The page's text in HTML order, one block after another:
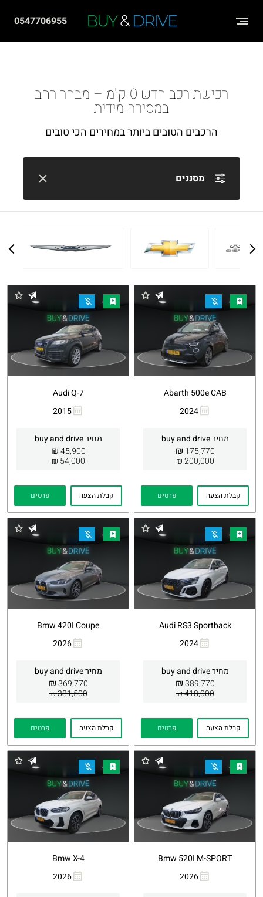
בְּאֲתָר
הַמְּסַיַּעַת
הָאֲתָר.
BUY&DRIVE
0547706955
רכישת רכב חדש 0 ק"מ – מבחר רחב
במסירה מידית
הרכבים הטובים ביותר במחירים הכי טובים
מסננים
Abarth 500e CAB
2024
מחיר buy and drive
175,770
₪
200,000 ₪
Whatsapp
קבלת הצעה פרטים
Audi Q-7
2015
מחיר buy and drive
45,900
₪
54,000 ₪
Whatsapp
קבלת הצעה פרטים
Audi RS3 Sportback
2024
מחיר buy and drive
389,770
₪
418,000 ₪
Whatsapp
קבלת הצעה פרטים
Bmw 420I Coupe
2026
מחיר buy and drive
369,770
₪
381,500 ₪
Whatsapp
קבלת הצעה פרטים
Bmw 520I M-SPORT
2026
Whatsapp
Bmw X-4
2026
Whatsapp